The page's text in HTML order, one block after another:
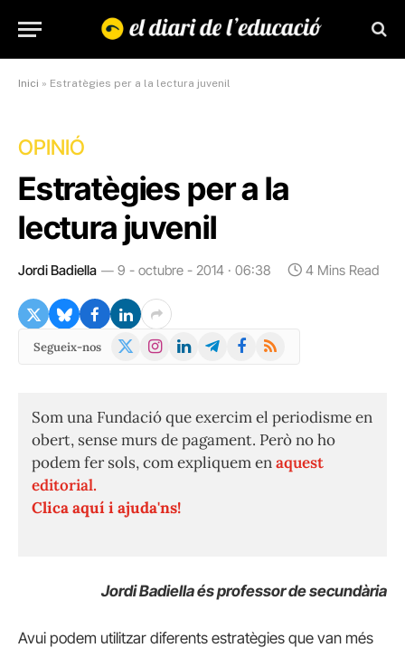
Inici » Estratègies per a la lectura juvenil
OPINIÓ
Estratègies per a la
lectura juvenil
Jordi Badiella 9 - octubre - 2014 · 06:38 4 Mins Read
Segueix-nos
X
Instagram
LinkedInTelegramFacebook
RSS
Som una Fundació que exercim el periodisme en
obert, sense murs de pagament. Però no ho
podem fer sols, com expliquem enaquest
editorial.
Clica aquí i ajuda'ns!
Jordi Badiella és professor de secundària
Avui podem utilitzar diferents estratègies que van més